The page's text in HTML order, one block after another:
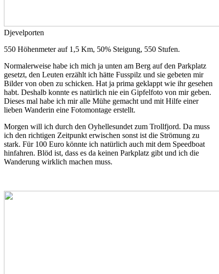
Djevelporten
550 Höhenmeter auf 1,5 Km, 50% Steigung, 550 Stufen.
Normalerweise habe ich mich ja unten am Berg auf den Parkplatz
gesetzt, den Leuten erzählt ich hätte Fusspilz und sie gebeten mir
Bilder von oben zu schicken. Hat ja prima geklappt wie ihr gesehen
habt. Deshalb konnte es natürlich nie ein Gipfelfoto von mir geben.
Dieses mal habe ich mir alle Mühe gemacht und mit Hilfe einer
lieben Wanderin eine Fotomontage erstellt.
Morgen will ich durch den Oyhellesundet zum Trollfjord. Da muss
ich den richtigen Zeitpunkt erwischen sonst ist die Strömung zu
stark. Für 100 Euro könnte ich natürlich auch mit dem Speedboat
hinfahren. Blöd ist, dass es da keinen Parkplatz gibt und ich die
Wanderung wirklich machen muss.